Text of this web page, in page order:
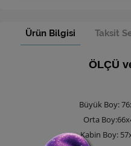
Ürün Bilgisi Taksit
ÖLÇÜ
Büyük Boy:
Orta
Kabin Boy: